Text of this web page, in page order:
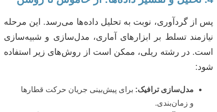
پس از گردآوری، نوبت به تحلیل داده‌ها می‌رسد. این مرحله
نیازمند تسلط بر ابزارهای آماری، مدل‌سازی و شبیه‌سازی
است. در رشته ریلی، ممکن است از روش‌های زیر استفاده
شود:
مدل‌سازی ترافیک: برای پیش‌بینی جریان حرکت قطارها
و زمان‌بندی.